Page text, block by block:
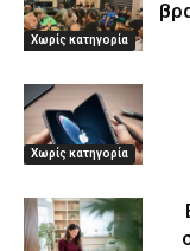
Χωρίς κατηγορία
Χωρίς κατηγορία